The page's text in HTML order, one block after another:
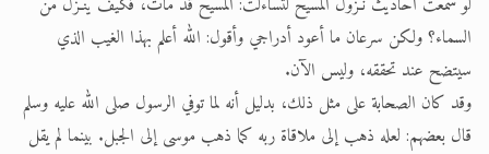
السماء؟ ولكن سرعان ما أعود أدراجي وأقول: الله أعلم بهذا الغيب الذي
سيتضح عند تحققه، وليس الآن.
وقد كان الصحابة على مثل ذلك، بدليل أنه لما توفي الرسول صلى الله عليه وسلم
قال بعضهم: لعله ذهب إلى ملاقاة ربه كما ذهب موسى إلى الجبل. بينما لم يقل